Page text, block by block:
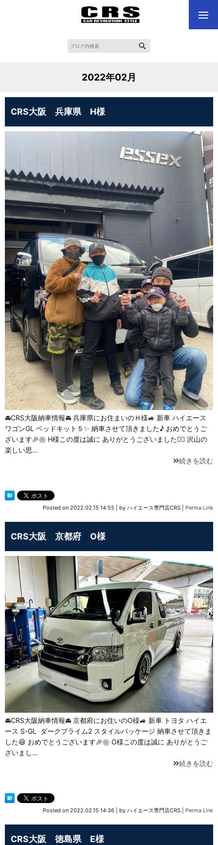
2022年02月
CRS大阪 兵庫県 H様
🚘CRS大阪納車情報🚘 兵庫県にお住まいのＨ様🚙 新車 ハイエース
ワゴンGL ベッドキット５✨ 納車させて頂きました♪ おめでとうご
ざいます🎉㊗️ H様この度は誠に ありがとうございました🙇‍♂️ 沢山の
楽しい思…
続きを読む
Posted on 2022.02.15 14:55 by ハイエース専門店CRS Perma Link
CRS大阪 京都府 O様
🚘CRS大阪納車情報🚘 京都府にお住いのO様🚙 新車 トヨタ ハイエ
ース S-GL ⁡ ダークプライム2 スタイルパッケージ 納車させて頂きま
した😆 おめでとうございます🎉㊗ O様この度は誠に ありがとうご
ざいまし…
続きを読む
Posted on 2022.02.15 14:36 by ハイエース専門店CRS Perma Link
CRS大阪 徳島県 E様